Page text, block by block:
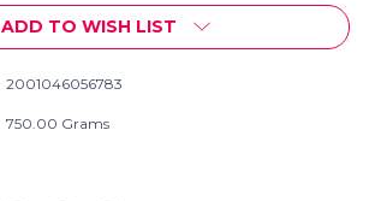
ADD TO WISH LIST
2001046056783
750.00 Grams